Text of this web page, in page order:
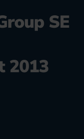
SE
2013